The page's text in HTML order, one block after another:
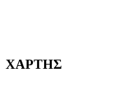
ΧΑΡΤΗΣ